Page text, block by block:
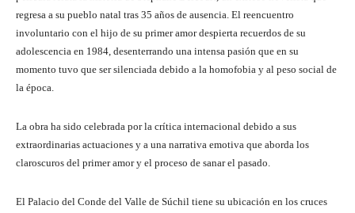
regresa a su pueblo natal tras 35 años de ausencia. El reencuentro
involuntario con el hijo de su primer amor despierta recuerdos de su
adolescencia en 1984, desenterrando una intensa pasión que en su
momento tuvo que ser silenciada debido a la homofobia y al peso social de
la época.
La obra ha sido celebrada por la crítica internacional debido a sus
extraordinarias actuaciones y a una narrativa emotiva que aborda los
claroscuros del primer amor y el proceso de sanar el pasado.
El Palacio del Conde del Valle de Súchil tiene su ubicación en los cruces